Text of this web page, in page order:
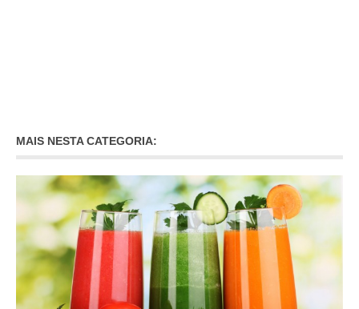
MAIS NESTA CATEGORIA: